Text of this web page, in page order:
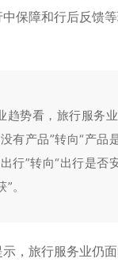
保障和行后反馈
势看，旅行服务业
有产品”转向“产品
行”转向“出行是否
。
旅行服务业仍面